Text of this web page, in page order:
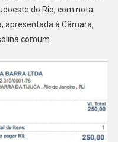
do Rio, com nota
apresentada à Câmara,
comum.